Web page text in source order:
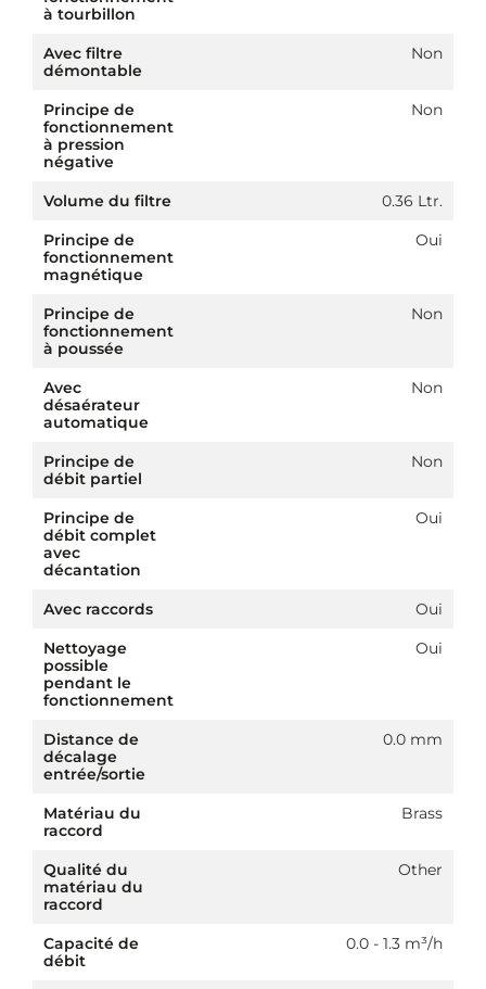
à tourbillon
Avec filtre
démontable
Non
Principe de
fonctionnement
à pression
négative
Non
Volume du filtre
0.36 Ltr.
Principe de
fonctionnement
magnétique
Oui
Principe de
fonctionnement
à poussée
Non
Avec
désaérateur
automatique
Non
Principe de
débit partiel
Non
Principe de
débit complet
avec
décantation
Oui
Avec raccords
Oui
Nettoyage
possible
pendant le
fonctionnement
Oui
Distance de
décalage
entrée/sortie
0.0 mm
Matériau du
raccord
Brass
Qualité du
matériau du
raccord
Other
Capacité de
débit
0.0 - 1.3 m³/h